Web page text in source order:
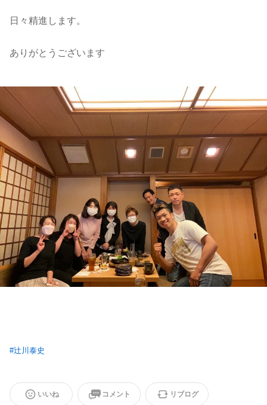
日々精進します。
ありがとうございます
#辻川泰史
いいね コメント リブログ